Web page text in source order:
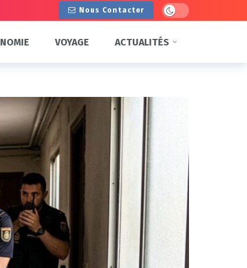
Nous Contacter Dark mode
VOYAGE ACTUALITÉS